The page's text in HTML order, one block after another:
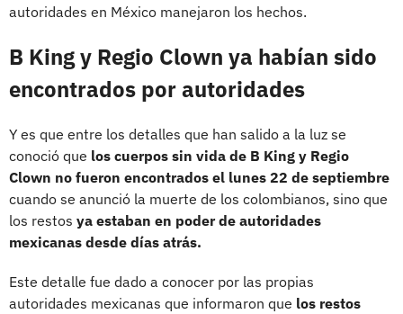
autoridades en México manejaron los hechos.
B King y Regio Clown ya habían sido
encontrados por autoridades
Y es que entre los detalles que han salido a la luz se
conoció que los cuerpos sin vida de B King y Regio
Clown no fueron encontrados el lunes 22 de septiembre
cuando se anunció la muerte de los colombianos, sino que
los restos ya estaban en poder de autoridades
mexicanas desde días atrás.
Este detalle fue dado a conocer por las propias
autoridades mexicanas que informaron que los restos